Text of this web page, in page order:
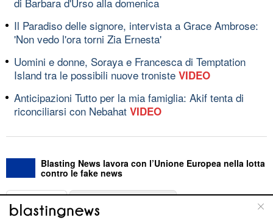
Il Paradiso delle signore, intervista a Grace Ambrose:
'Non vedo l'ora torni Zia Ernesta'
Uomini e donne, Soraya e Francesca di Temptation
Island tra le possibili nuove troniste VIDEO
Anticipazioni Tutto per la mia famiglia: Akif tenta di
riconciliarsi con Nebahat VIDEO
Blasting News lavora con l’Unione Europea nella lotta
contro le fake news
ABOUT